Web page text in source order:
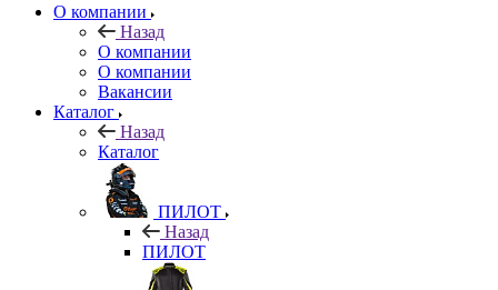
О компании
Назад
О компании
О компании
Вакансии
Каталог
Назад
Каталог
ПИЛОТ
Назад
ПИЛОТ